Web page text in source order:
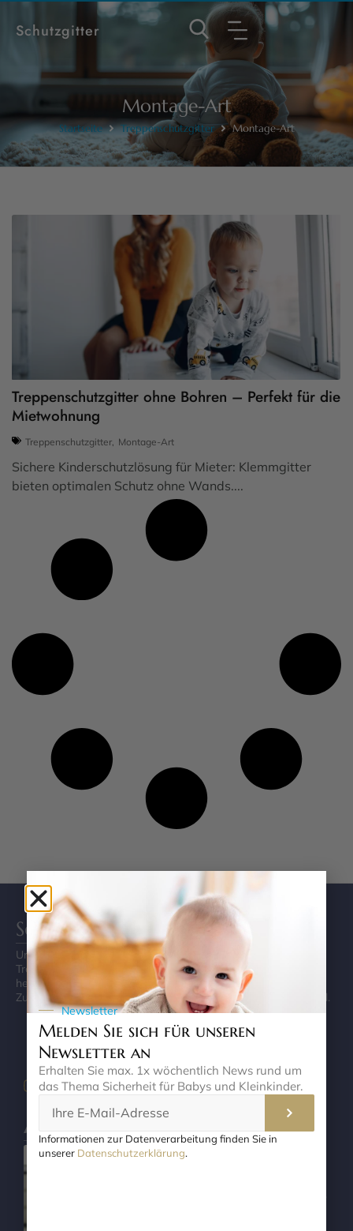
Schutzgitter
Montage-Art
Startseite Treppenschutzgitter Montage-Art
Treppenschutzgitter ohne Bohren – Perfekt für die
Mietwohnung
Treppenschutzgitter, Montage-Art
Sichere Kinderschutzlösung für Mieter: Klemmgitter
bieten optimalen Schutz ohne Wands....
Schutzgitter
Unabhängige Vergleiche und Kaufberatung für
Treppenschutzgitter, Türschutzgitter und Absperrgitter. Wir
helfen Eltern dabei, die richtige Sicherheitslösung für ihr
Zuhause zu finden – von der Montage bis zur Produktauswahl.
Aktuelle Themen
Worauf beim
Newsletter
Melden Sie sich für unseren
Newsletter an
Erhalten Sie max. 1x wöchentlich News rund um
das Thema Sicherheit für Babys und Kleinkinder.
Informationen zur Datenverarbeitung finden Sie in
unserer Datenschutzerklärung.